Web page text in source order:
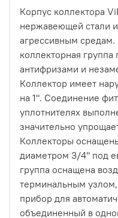
Корпус коллектора
нержавеющей стали
агрессивным средам.
коллекторная
антифризами и
Коллектор имеет
на 1". Соединение
уплотнителях
значительно
Коллекторы
диаметром 3/4" под
группа оснащена
терминальным
прибор для
объединенный в